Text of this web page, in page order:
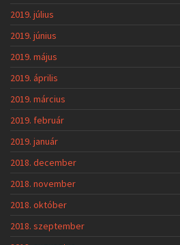
2019. július
2019. június
2019. május
2019. április
2019. március
2019. február
2019. január
2018. december
2018. november
2018. október
2018. szeptember